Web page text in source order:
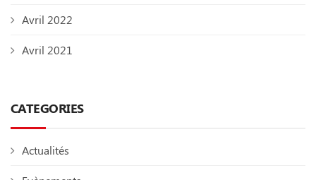
Avril 2022
Avril 2021
CATEGORIES
Actualités